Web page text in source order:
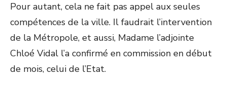
Pour autant, cela ne fait pas appel aux seules
compétences de la ville. Il faudrait l’intervention
de la Métropole, et aussi, Madame l’adjointe
Chloé Vidal l’a confirmé en commission en début
de mois, celui de l’Etat.